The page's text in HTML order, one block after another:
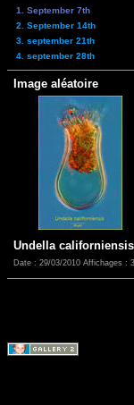
1. September 7th
2. September 14th
3. september 21th
4. september 28th
Image aléatoire
Undella californiensis
Date : 29/03/2010 Affichages :